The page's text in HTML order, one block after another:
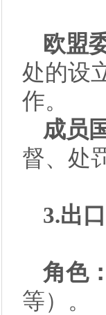
欧盟
处的设
作。
成员
督、处
3.出
角色
等）。